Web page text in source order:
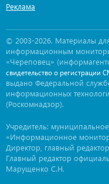
Реклама
© 2003-2026. Материалы
информационным
«Череповец»
свидетельство о регистрации
выдано Федеральной
информационных
(Роскомнадзор).
Учредитель:
«Информационное
Директор, главный
Главный редактор
Марущенко С.Н.